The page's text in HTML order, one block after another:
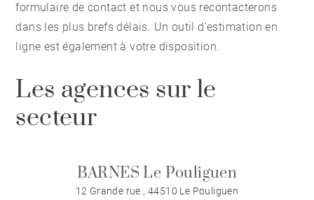
formulaire de contact et nous vous recontacterons
dans les plus brefs délais. Un outil d'estimation en
ligne est également à votre disposition.
Les agences sur le
secteur
BARNES Le Pouliguen
12 Grande rue , 44510 Le Pouliguen